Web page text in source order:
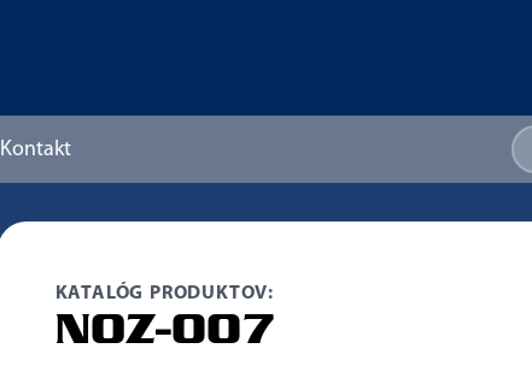
Kontakt
KATALÓG PRODUKTOV:
NOZ-007